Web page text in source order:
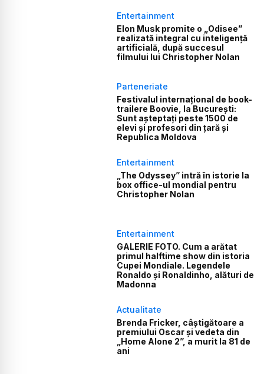
Entertainment
Elon Musk promite o „Odisee”
realizată integral cu inteligență
artificială, după succesul
filmului lui Christopher Nolan
Parteneriate
Festivalul internațional de book-
trailere Boovie, la București:
Sunt așteptați peste 1500 de
elevi și profesori din țară și
Republica Moldova
Entertainment
„The Odyssey” intră în istorie la
box office-ul mondial pentru
Christopher Nolan
Entertainment
GALERIE FOTO. Cum a arătat
primul halftime show din istoria
Cupei Mondiale. Legendele
Ronaldo și Ronaldinho, alături de
Madonna
Actualitate
Brenda Fricker, câștigătoare a
premiului Oscar și vedeta din
„Home Alone 2”, a murit la 81 de
ani